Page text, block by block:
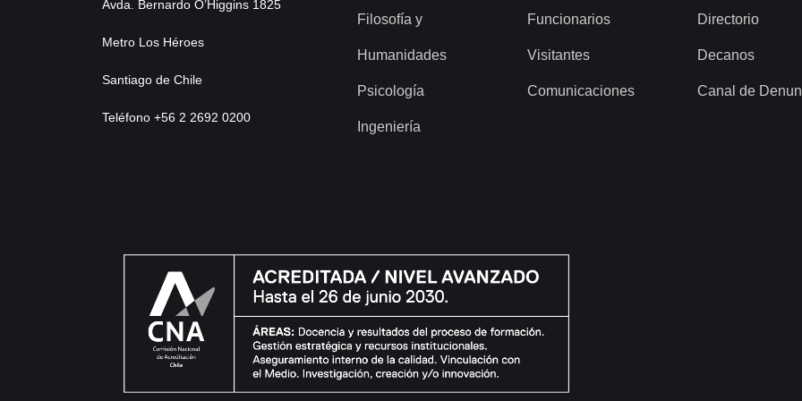
Avda. Bernardo O’Higgins 1825
Metro Los Héroes
Santiago de Chile
Teléfono +56 2 2692 0200
Filosofía y
Humanidades
Psicología
Ingeniería
Funcionarios
Visitantes
Comunicaciones
Directorio
Decanos
Canal de